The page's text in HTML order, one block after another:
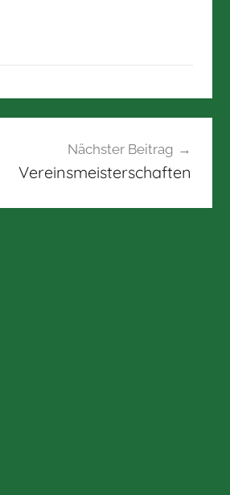
Nächster Beitrag
Vereinsmeisterschaften